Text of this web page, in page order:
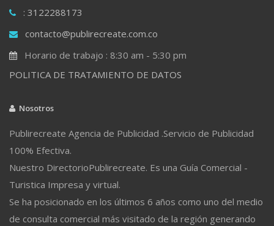
: 3122288173
contacto@publirecreate.com.co
Horario de trabajo : 8:30 am - 5:30 pm
POLITICA DE TRATAMIENTO DE DATOS
Nosotros
Publirecreate Agencia de Publicidad .Servicio de Publicidad
100% Efectiva.
Nuestro DirectorioPublirecreate. Es una Guía Comercial -
Turistica Impresa y virtual.
Se ha posicionado en los últimos 6 años como uno del medio
de consulta comercial más visitado de la región generando